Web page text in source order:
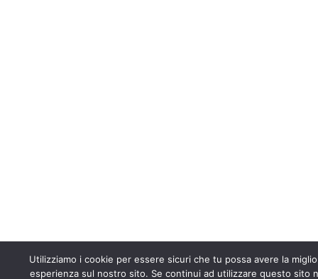
Utilizziamo i cookie per essere sicuri che tu possa avere la
esperienza sul nostro sito. Se continui ad utilizzare questo sito